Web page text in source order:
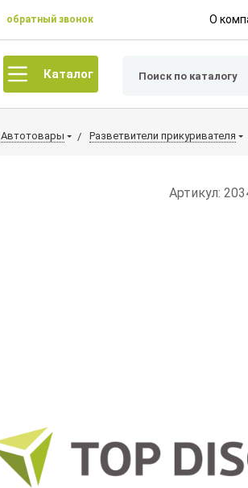
обратный звонок О
Каталог
Автотовары Разветвители прикуривателя
Артикул: